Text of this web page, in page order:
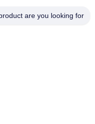
are you looking for?